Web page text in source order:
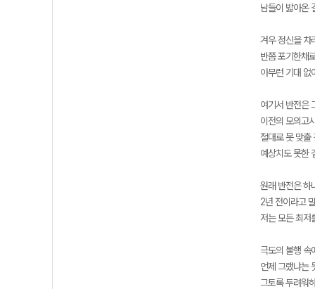
남들이 밟아온
겨우 정신을 차
반쯤 포기한채
아무런 기대 없
여기서 반전은
이전의 모의고
절대로 못 맞출
예상치도 못한
원래 반전은 하
2년 전이라고
저는 모든 최저
극도의 불행 속
언제 그랬냐는
그토록 두려워